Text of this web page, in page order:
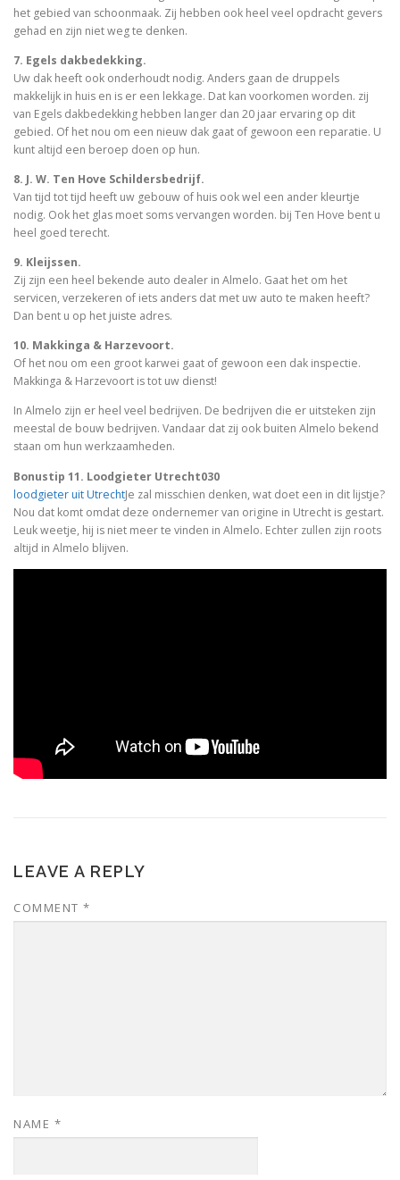
het gebied van schoonmaak. Zij hebben ook heel veel opdracht gevers
gehad en zijn niet weg te denken.
7. Egels dakbedekking.
Uw dak heeft ook onderhoudt nodig. Anders gaan de druppels
makkelijk in huis en is er een lekkage. Dat kan voorkomen worden. zij
van Egels dakbedekking hebben langer dan 20 jaar ervaring op dit
gebied. Of het nou om een nieuw dak gaat of gewoon een reparatie. U
kunt altijd een beroep doen op hun.
8. J. W. Ten Hove Schildersbedrijf.
Van tijd tot tijd heeft uw gebouw of huis ook wel een ander kleurtje
nodig. Ook het glas moet soms vervangen worden. bij Ten Hove bent u
heel goed terecht.
9. Kleijssen.
Zij zijn een heel bekende auto dealer in Almelo. Gaat het om het
servicen, verzekeren of iets anders dat met uw auto te maken heeft?
Dan bent u op het juiste adres.
10. Makkinga & Harzevoort.
Of het nou om een groot karwei gaat of gewoon een dak inspectie.
Makkinga & Harzevoort is tot uw dienst!
In Almelo zijn er heel veel bedrijven. De bedrijven die er uitsteken zijn
meestal de bouw bedrijven. Vandaar dat zij ook buiten Almelo bekend
staan om hun werkzaamheden.
Bonustip 11. Loodgieter Utrecht030
loodgieter uit UtrechtJe zal misschien denken, wat doet een in dit lijstje?
Nou dat komt omdat deze ondernemer van origine in Utrecht is gestart.
Leuk weetje, hij is niet meer te vinden in Almelo. Echter zullen zijn roots
altijd in Almelo blijven.
LEAVE A REPLY
COMMENT *
NAME *